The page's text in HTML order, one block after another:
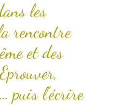
les
rencontre
et des
puis l’écrire